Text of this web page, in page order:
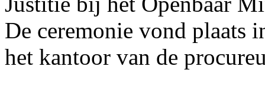
De ceremonie vond plaats
het kantoor van de